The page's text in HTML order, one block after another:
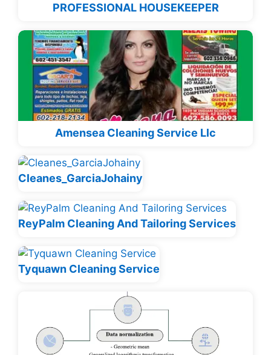
PROFESSIONAL HOUSEKEEPER
Amensea Cleaning Service Llc
Cleanes_GarciaJohainy
ReyPalm Cleaning And Tailoring Services
Tyquawn Cleaning Service